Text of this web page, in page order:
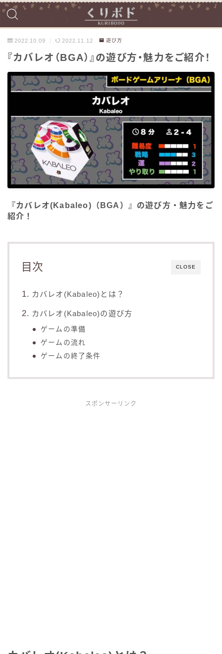
2022.10.09 2022.11.12 遊び方
『カバレオ（BGA）』の遊び方・魅力をご紹介！
『カバレオ(Kabaleo)（BGA）』の遊び方・魅力をご
紹介！
CLOSE
目次
カバレオ(Kabaleo)とは？
カバレオ(Kabaleo)の遊び方
ゲームの準備
ゲームの流れ
ゲームの終了条件
スポンサーリンク